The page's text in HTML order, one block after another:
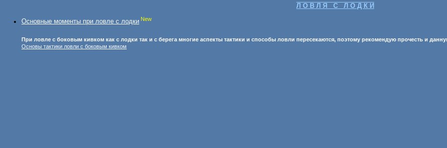
Л О В Л Я С Л О Д К И
Основные моменты при ловле с лодки New
При ловле с боковым кивком как с лодки так и с берега многие аспекты тактики и способы ловли пересекаются, поэтому рекомендую прочесть и
Основы тактики ловли с боковым кивком